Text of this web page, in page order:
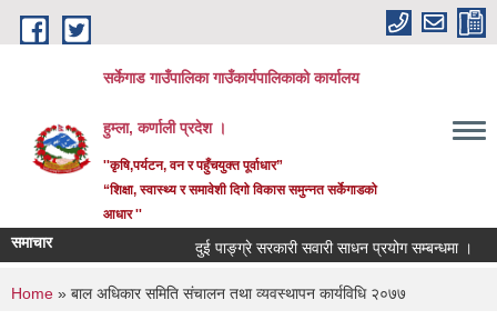
Skip to main content
सर्केगाड गाउँपालिका गाउँकार्यपालिकाको कार्यालय
हुम्ला, कर्णाली प्रदेश ।
''कृषि,पर्यटन, वन र पहुँचयुक्त पूर्वाधार”
“शिक्षा, स्वास्थ्य र समावेशी दिगो विकास समुन्नत सर्केगाडको
आधार ''
समाचार दुई पाङ्ग्रे सरकारी सवारी साधन प्रयोग सम्बन्धमा ।
You are here
Home » बाल अधिकार समिति संचालन तथा व्यवस्थापन कार्यविधि २०७७